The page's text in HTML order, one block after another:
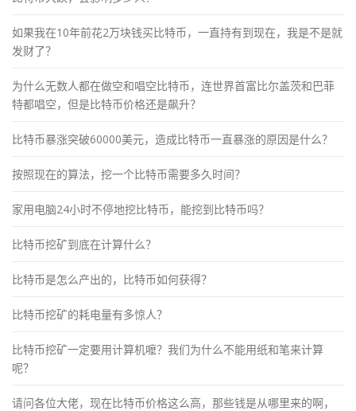
如果我在10年前花2万块钱买比特币，一直持有到现在，我是不是就
发财了？
为什么无数人都在做空和唱空比特币，连世界首富比尔盖茨和巴菲
特都唱空，但是比特币价格还是飙升？
比特币暴涨突破60000美元，造成比特币一直暴涨的原因是什么？
按照现在的算法，挖一个比特币需要多久时间？
家用电脑24小时不停地挖比特币，能挖到比特币吗？
比特币挖矿到底在计算什么？
比特币是怎么产出的，比特币如何获得？
比特币挖矿的耗电量有多惊人？
比特币挖矿一定要用计算机嚒？我们为什么不能用纸和笔来计算
呢？
请问各位大佬，现在比特币价格这么高，那些钱是从哪里来的啊，